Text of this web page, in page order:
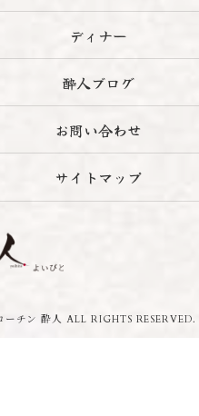
ディナー
酔人ブログ
お問い合わせ
サイトマップ
チン 酔人 ALL RIGHTS RESERVED.